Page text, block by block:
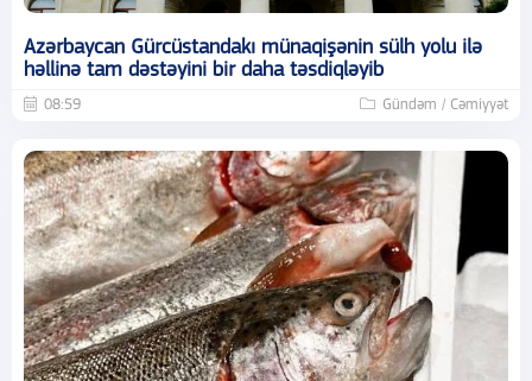
Azərbaycan Gürcüstandakı münaqişənin sülh yolu ilə
həllinə tam dəstəyini bir daha təsdiqləyib
08:59 Gündəm / Cəmiyyət